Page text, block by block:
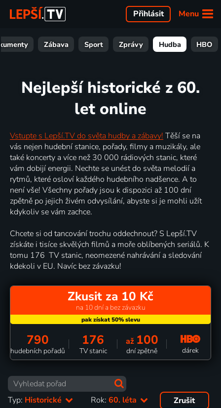
Menu
Přihlásit
Zábava Sport Zprávy Hudba HBO
Nejlepší historické z 60.
let online
Vstupte s Lepší.TV do světa hudby a zábavy! Těší se na
vás nejen hudební stanice, pořady, filmy a muzikály, ale
také koncerty a více než 30 000 rádiových stanic, které
vám dobijí energii. Nechte se unést do světa melodií a
rytmů, které osloví každého hudebního nadšence. A to
není vše! Všechny pořady jsou k dispozici až 100 dní
zpětně po jejich živém odvysílání, abyste si je mohli užít
kdykoliv se vám zachce.
Chcete si od tancování trochu oddechnout? S Lepší.TV
získáte i tisíce skvělých filmů a moře oblíbených seriálů. K
tomu 176 TV stanic, neomezené nahrávání a sledování
kdekoli v EU. Navíc bez závazku!
Zkusit za 10 Kč
na 10 dní a bez závazku
790
hudebních pořadů
176
TV stanic
až 100
dní zpětně dárek
Typ: Historické Rok:60. léta Zrušit